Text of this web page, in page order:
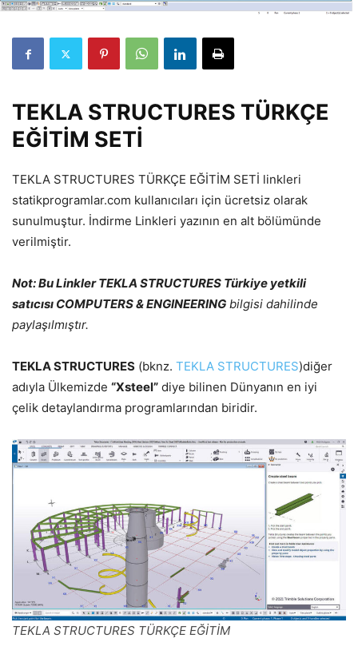
TEKLA STRUCTURES TÜRKÇE
EĞİTİM SETİ
TEKLA STRUCTURES TÜRKÇE EĞİTİM SETİ linkleri
statikprogramlar.com kullanıcıları için ücretsiz olarak
sunulmuştur. İndirme Linkleri yazının en alt bölümünde
verilmiştir.
Not: Bu Linkler TEKLA STRUCTURES Türkiye yetkili
satıcısı COMPUTERS & ENGINEERING bilgisi dahilinde
paylaşılmıştır.
TEKLA STRUCTURES (bknz. TEKLA STRUCTURES)diğer
adıyla Ülkemizde “Xsteel” diye bilinen Dünyanın en iyi
çelik detaylandırma programlarından biridir.
TEKLA STRUCTURES TÜRKÇE EĞİTİM